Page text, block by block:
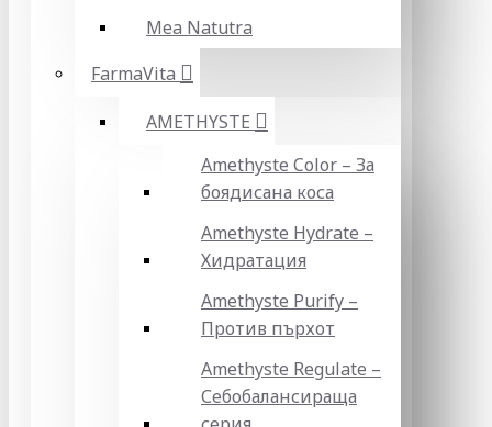
Mea Natutra
FarmaVita
AMETHYSTE
Amethyste Color – За
боядисана коса
Amethyste Hydrate –
Хидратация
Amethyste Purify –
Против пърхот
Amethyste Regulate –
Себобалансираща